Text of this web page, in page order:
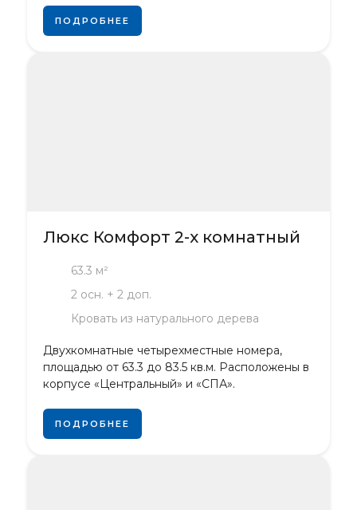
ПОДРОБНЕЕ
Люкс Комфорт 2-х комнатный
63.3 м²
2 осн. + 2 доп.
Кровать из натурального дерева
Двухкомнатные четырехместные номера,
площадью от 63.3 до 83.5 кв.м. Расположены в
корпусе «Центральный» и «СПА».
ПОДРОБНЕЕ